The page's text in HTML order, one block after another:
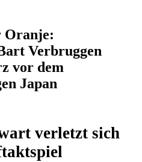
Oranje:
Verbruggen
vor dem
Japan
verletzt sich